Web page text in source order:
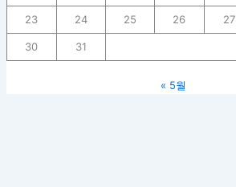
23 24 25 26 27
30 31
« 5월